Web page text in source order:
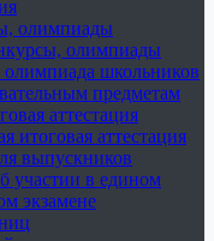
олимпиады
олимпиады
олимпиада школьников
предметам
аттестация
итоговая аттестация
выпускников
участии в едином
экзамене